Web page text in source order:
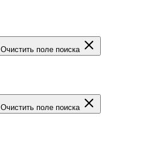
Очистить поле поиска
Очистить поле поиска